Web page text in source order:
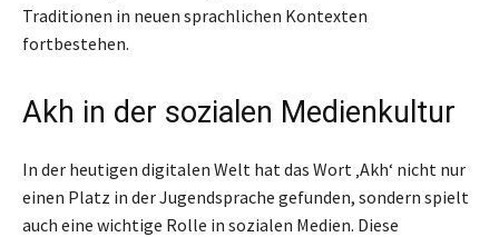
Traditionen in neuen sprachlichen Kontexten
fortbestehen.
Akh in der sozialen Medienkultur
In der heutigen digitalen Welt hat das Wort ‚Akh‘ nicht nur
einen Platz in der Jugendsprache gefunden, sondern spielt
auch eine wichtige Rolle in sozialen Medien. Diese